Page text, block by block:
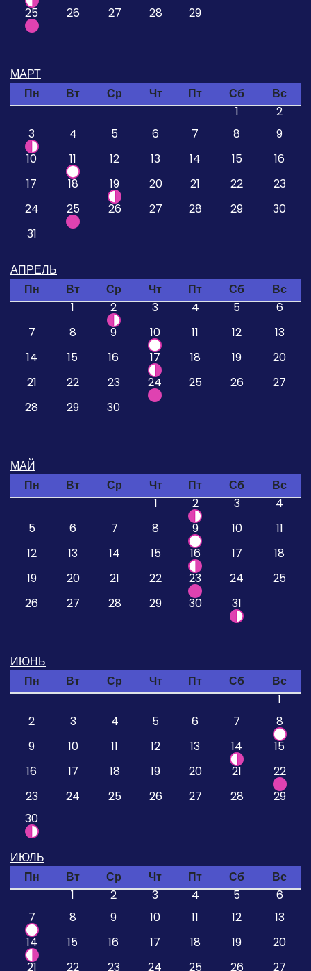
25
26 27 28 29
МАРТ
Пн
Вт Ср Чт Пт Сб
Вс
1
2
3
4 5 6 7 8
9
10
11 12 13 14 15
16
17
18 19 20 21 22
23
24
25 26 27 28 29
30
31
АПРЕЛЬ
Пн
Вт Ср Чт Пт Сб
Вс
1
2 3 4 5
6
7
8 9 10 11 12
13
14
15 16 17 18 19
20
21
22 23 24 25 26
27
28
29 30
МАЙ
Пн
Вт Ср Чт Пт Сб
Вс
1
2 3
4
5
6 7 8 9 10
11
12
13 14 15 16 17
18
19
20 21 22 23 24
25
26
27 28 29 30 31
ИЮНЬ
Пн
Вт Ср Чт Пт Сб
Вс
1
2
3 4 5 6 7
8
9
10 11 12 13 14
15
16
17 18 19 20 21
22
23
24 25 26 27 28
29
30
ИЮЛЬ
Пн
Вт Ср Чт Пт Сб
Вс
1
2 3 4 5
6
7
8 9 10 11 12
13
14
15 16 17 18 19
20
21
22 23 24 25 26 27